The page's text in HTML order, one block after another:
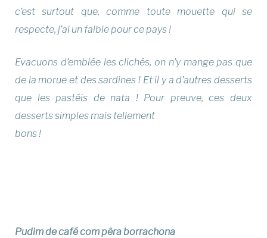
c’est surtout que, comme toute mouette qui se
respecte, j’ai un faible pour ce pays !
Evacuons d’emblée les clichés, on n’y mange pas que
de la morue et des sardines ! Et il y a d’autres desserts
que les pastéis de nata ! Pour preuve, ces deux
desserts simples mais tellement
bons !
Pudim de café com pêra borrachona